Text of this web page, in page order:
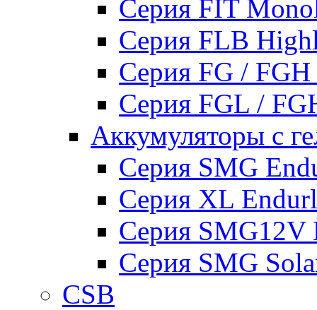
Серия FIT
Серия FLB
Серия FG /
Серия FGL /
Аккумуляторы с
Серия SMG
Серия XL
Серия SMG12V
Серия SMG
CSB